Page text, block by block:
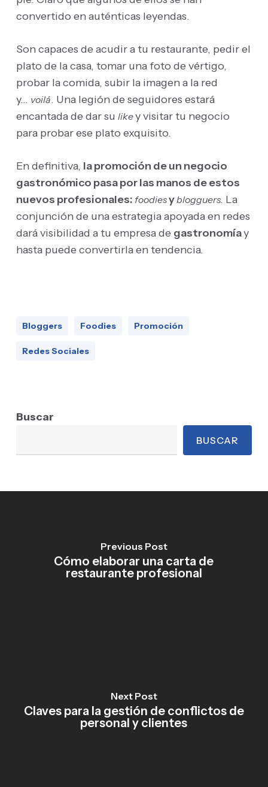
convertido en auténticas leyendas.
Son capaces de acudir a tu restaurante, pedir el
plato de la casa, tomar una foto de vértigo,
probar la comida, subir la imagen a la red
y… voilá. Una legión de seguidores estará
encantada de dar su likey visitar tu negocio
para probar ese plato exquisito.
En definitiva, la promoción de un negocio
gastronómico pasa por las manos de estos
nuevos profesionales: foodiesyblogguers. La
conjunción de una estrategia apoyada en redes
dará visibilidad a tu empresa de gastronomíay
hasta puede convertirla en tendencia.
Bloggers Foodies Promoción
Redes Sociales
Buscar
BUSCAR
Previous Post
Cómo elaborar una carta de
restaurante profesional
Next Post
Claves para la gestión de conflictos de
personal y clientes